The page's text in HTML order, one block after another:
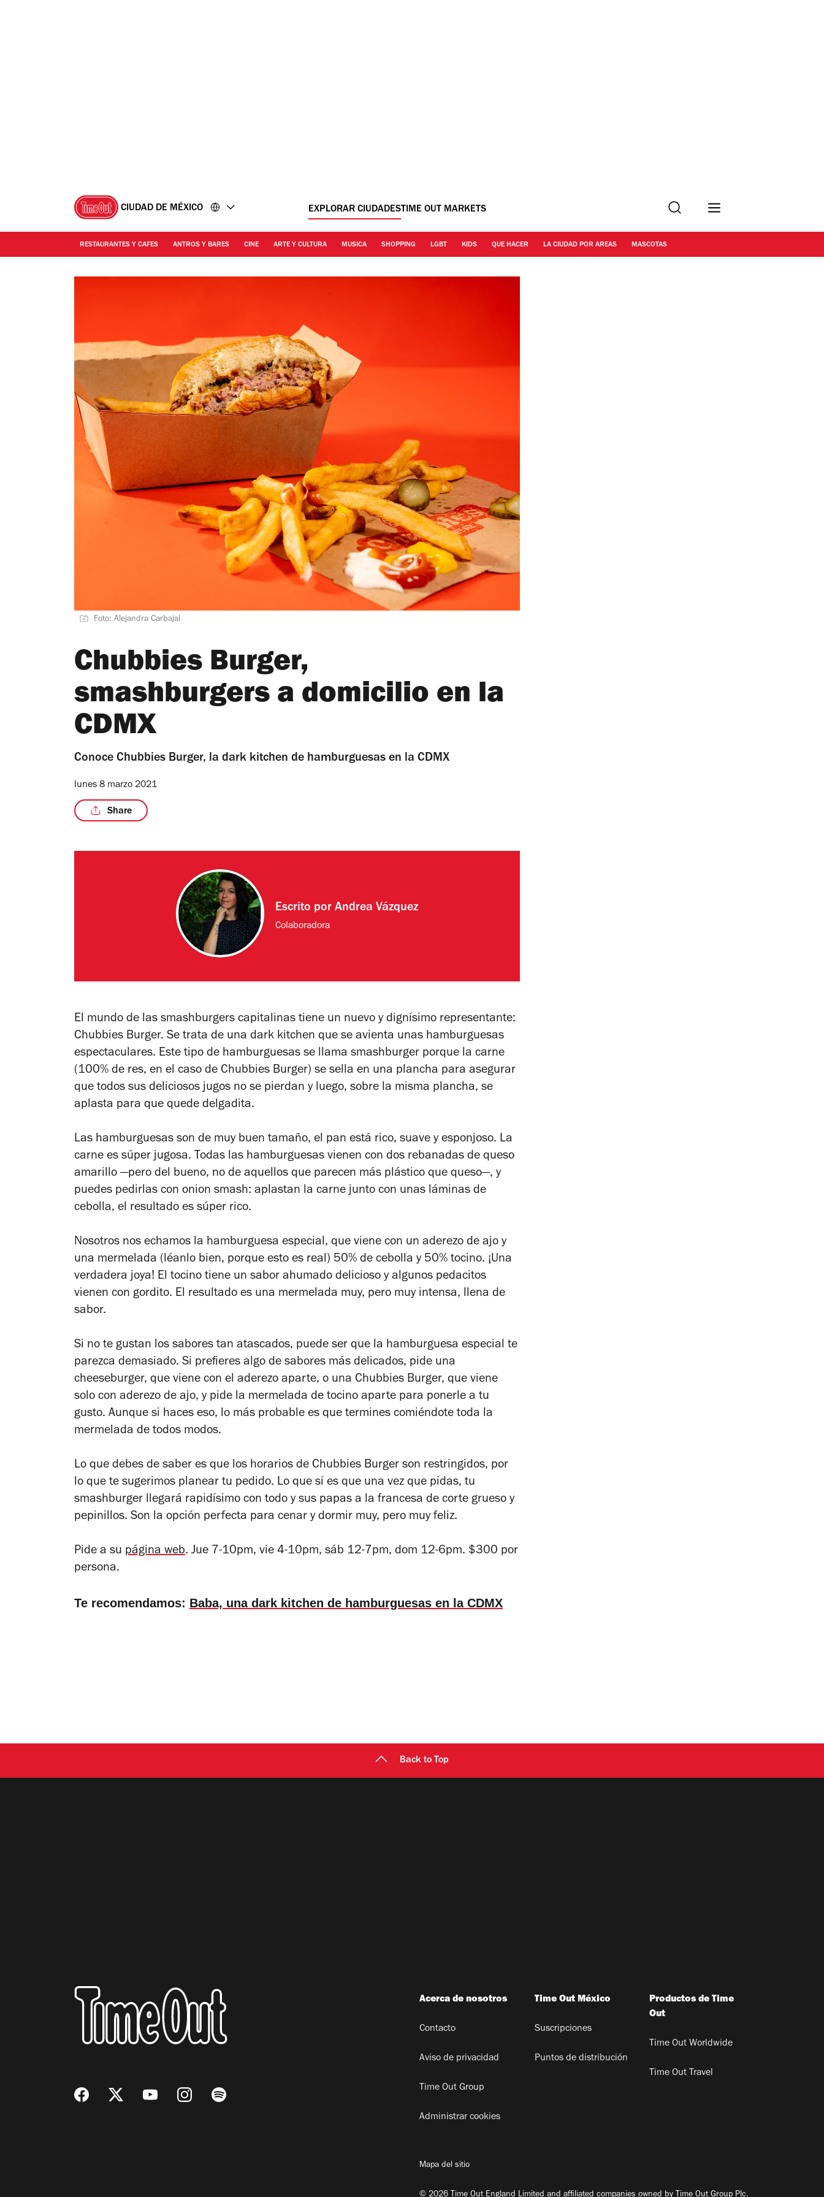
CIUDAD DE MÉXICO EXPLORAR CIUDADESTIME OUT MARKETS Buscar
RESTAURANTES Y CAFES ANTROS Y BARES CINE ARTE Y CULTURA MUSICA SHOPPING LGBT KIDS QUE HACER LA CIUDAD POR AREAS MASCOTAS
Foto: Alejandra Carbajal
Chubbies Burger,
smashburgers a domicilio en la
CDMX
Conoce Chubbies Burger, la dark kitchen de hamburguesas en la CDMX
lunes 8 marzo 2021
Share
Escrito por Andrea Vázquez
Colaboradora
El mundo de las smashburgers capitalinas tiene un nuevo y dignísimo representante:
Chubbies Burger. Se trata de una dark kitchen que se avienta unas hamburguesas
espectaculares. Este tipo de hamburguesas se llama smashburger porque la carne
(100% de res, en el caso de Chubbies Burger) se sella en una plancha para asegurar
que todos sus deliciosos jugos no se pierdan y luego, sobre la misma plancha, se
aplasta para que quede delgadita.
Las hamburguesas son de muy buen tamaño, el pan está rico, suave y esponjoso. La
carne es súper jugosa. Todas las hamburguesas vienen con dos rebanadas de queso
amarillo —pero del bueno, no de aquellos que parecen más plástico que queso—, y
puedes pedirlas con onion smash: aplastan la carne junto con unas láminas de
cebolla, el resultado es súper rico.
Nosotros nos echamos la hamburguesa especial, que viene con un aderezo de ajo y
una mermelada (léanlo bien, porque esto es real) 50% de cebolla y 50% tocino. ¡Una
verdadera joya! El tocino tiene un sabor ahumado delicioso y algunos pedacitos
vienen con gordito. El resultado es una mermelada muy, pero muy intensa, llena de
sabor.
Si no te gustan los sabores tan atascados, puede ser que la hamburguesa especial te
parezca demasiado. Si prefieres algo de sabores más delicados, pide una
cheeseburger, que viene con el aderezo aparte, o una Chubbies Burger, que viene
solo con aderezo de ajo, y pide la mermelada de tocino aparte para ponerle a tu
gusto. Aunque si haces eso, lo más probable es que termines comiéndote toda la
mermelada de todos modos.
Lo que debes de saber es que los horarios de Chubbies Burger son restringidos, por
lo que te sugerimos planear tu pedido. Lo que sí es que una vez que pidas, tu
smashburger llegará rapidísimo con todo y sus papas a la francesa de corte grueso y
pepinillos. Son la opción perfecta para cenar y dormir muy, pero muy feliz.
Pide a su página web. Jue 7-10pm, vie 4-10pm, sáb 12-7pm, dom 12-6pm. $300 por
persona.
Te recomendamos: Baba, una dark kitchen de hamburguesas en la CDMX
Back to Top
Acerca de nosotros
Contacto
Aviso de privacidad
Time Out Group
Administrar cookies
Time Out México
Suscripciones
Puntos de distribución
Productos de Time
Out
Time Out Worldwide
Time Out Travel
Mapa del sitio
© 2026 Time Out England Limited and affiliated companies owned by Time Out Group Plc.